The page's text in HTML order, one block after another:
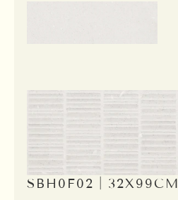
SBH0F02｜32X99CM